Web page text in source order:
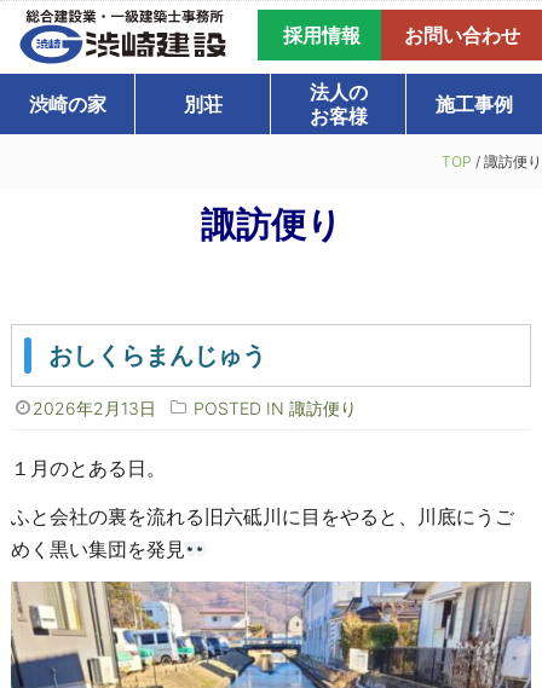
採用情報 お問い合わせ
渋崎の家 別荘
法人の
お客様
施工事例
TOP / 諏訪便り
諏訪便り
おしくらまんじゅう
2026年2月13日 POSTED IN 諏訪便り
１月のとある日。
ふと会社の裏を流れる旧六砥川に目をやると、川底にうご
めく黒い集団を発見